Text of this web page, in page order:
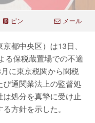
ピン メール
都中央区）は13日、
る保税蔵置場での不適
に東京税関から関税
通関業法上の監督処
処分を真摯に受け止
方針を示した。